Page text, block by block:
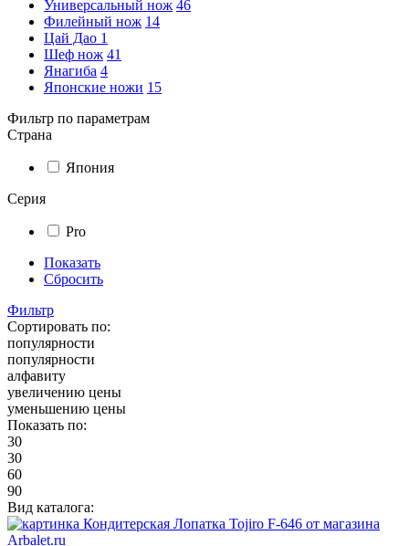
Универсальный нож 46
Филейный нож 14
Цай Дао 1
Шеф нож 41
Янагиба 4
Японские ножи 15
Фильтр по параметрам
Страна
Япония
Серия
Pro
Показать
Сбросить
Фильтр
Сортировать по:
популярности
популярности
алфавиту
увеличению цены
уменьшению цены
Показать по:
30
30
60
90
Вид каталога: